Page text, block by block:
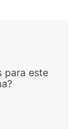
para este